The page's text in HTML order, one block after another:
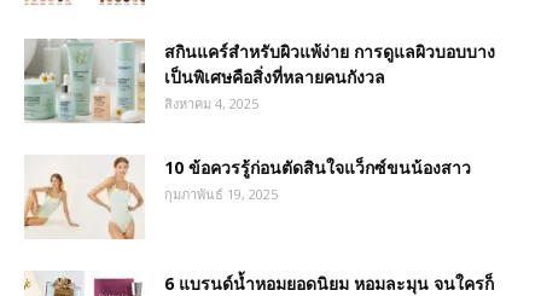
สกินแคร์สำหรับผิวแพ้ง่าย การดูแลผิวบอบบาง
เป็นพิเศษคือสิ่งที่หลายคนกังวล
สิงหาคม 4, 2025
10 ข้อควรรู้ก่อนตัดสินใจแว็กซ์ขนน้องสาว
กุมภาพันธ์ 19, 2025
6 แบรนด์น้ำหอมยอดนิยม หอมละมุน จนใครก็